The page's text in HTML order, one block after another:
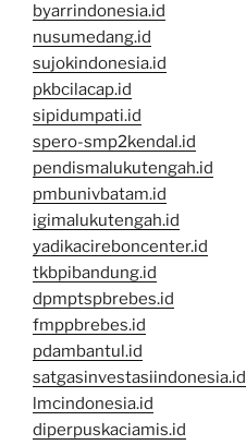
byarrindonesia.id
nusumedang.id
sujokindonesia.id
pkbcilacap.id
sipidumpati.id
spero-smp2kendal.id
pendismalukutengah.id
pmbunivbatam.id
igimalukutengah.id
yadikacireboncenter.id
tkbpibandung.id
dpmptspbrebes.id
fmppbrebes.id
pdambantul.id
satgasinvestasiindonesia.id
lmcindonesia.id
diperpuskaciamis.id